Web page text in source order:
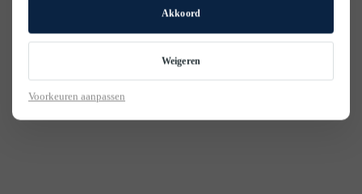
Akkoord
Weigeren
Voorkeuren aanpassen